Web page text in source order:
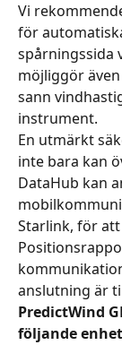
Vi
för
spårningssida
möjliggör
sann
instrument.
En utmärkt
inte bara kan
DataHub kan
Starlink, för
anslutning är
PredictWind
följande